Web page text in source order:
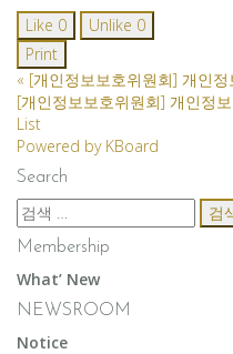
Like 0 Unlike 0
Print
« [개인정보보호위원회] 개인
[개인정보보호위원회] 개인정
List
Powered by KBoard
Search
검
색:
Membership
What’ New
NEWSROOM
Notice